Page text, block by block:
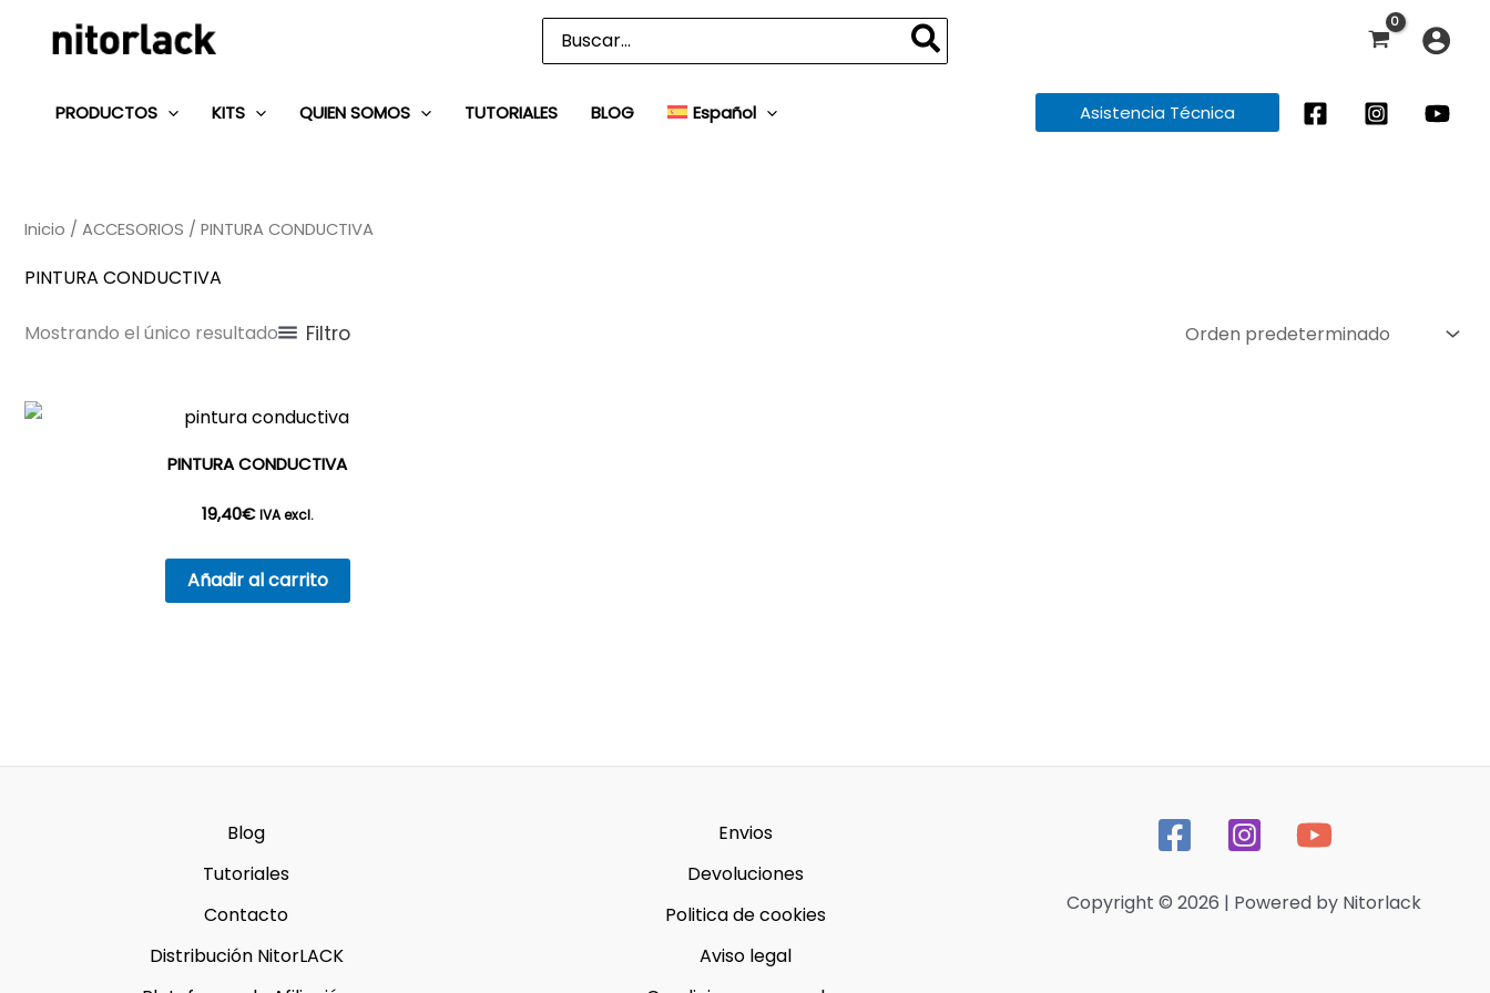
Buscar
por:
PRODUCTOS KITS QUIEN SOMOS TUTORIALES BLOG Español Asistencia Técnica
Inicio / ACCESORIOS / PINTURA CONDUCTIVA
PINTURA CONDUCTIVA
Mostrando el único resultado Filtro
PINTURA CONDUCTIVA
19,40€ IVA excl.
Añadir al carrito
Blog
Tutoriales
Contacto
Distribución NitorLACK
Envios
Devoluciones
Politica de cookies
Aviso legal
Copyright © 2026 | Powered by Nitorlack